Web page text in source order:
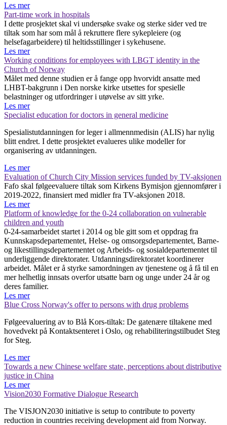
Les mer
Part-time work in hospitals
I dette prosjektet skal vi undersøke svake og sterke sider ved tre
tiltak som har som mål å rekruttere flere sykepleiere (og
helsefagarbeidere) til heltidsstillinger i sykehusene.
Les mer
Working conditions for employees with LBGT identity in the
Church of Norway
Målet med denne studien er å fange opp hvorvidt ansatte med
LHBT-bakgrunn i Den norske kirke utsettes for spesielle
belastninger og utfordringer i utøvelse av sitt yrke.
Les mer
Specialist education for doctors in general medicine
Spesialistutdanningen for leger i allmennmedisin (ALIS) har nylig
blitt endret. I dette prosjektet evalueres ulike modeller for
organisering av utdanningen.
Les mer
Evaluation of Church City Mission services funded by TV-aksjonen
Fafo skal følgeevaluere tiltak som Kirkens Bymisjon gjennomfører i
2019-2022, finansiert med midler fra TV-aksjonen 2018.
Les mer
Platform of knowledge for the 0-24 collaboration on vulnerable
children and youth
0-24-samarbeidet startet i 2014 og ble gitt som et oppdrag fra
Kunnskapsdepartementet, Helse- og omsorgsdepartementet, Barne-
og likestillingsdepartementet og Arbeids- og sosialdepartementet til
underliggende direktorater. Utdanningsdirektoratet koordinerer
arbeidet. Målet er å styrke samordningen av tjenestene og å få til en
mer helhetlig innsats overfor utsatte barn og unge under 24 år og
deres familier.
Les mer
Blue Cross Norway's offer to persons with drug problems
Følgeevaluering av to Blå Kors-tiltak: De gatenære tiltakene med
hovedvekt på Kontaktsenteret i Oslo, og rehabiliteringstilbudet Steg
for Steg.
Les mer
Towards a new Chinese welfare state‚ perceptions about distributive
justice in China
Les mer
Vision2030 Formative Dialogue Research
The VISJON2030 initiative is setup to contribute to poverty
reduction in countries receiving development aid from Norway.